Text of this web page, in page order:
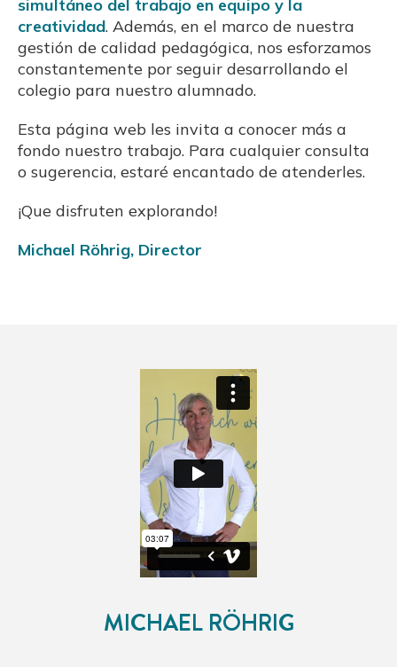
simultáneo del trabajo en equipo y la
creatividad. Además, en el marco de nuestra
gestión de calidad pedagógica, nos esforzamos
constantemente por seguir desarrollando el
colegio para nuestro alumnado.
Esta página web les invita a conocer más a
fondo nuestro trabajo. Para cualquier consulta
o sugerencia, estaré encantado de atenderles.
¡Que disfruten explorando!
Michael Röhrig, Director
MICHAEL RÖHRIG